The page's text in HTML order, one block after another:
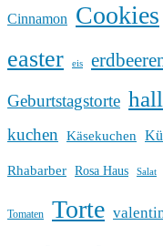
Cinnamon Cookies
easter eis
Geburtstagstorte
kuchen Käsekuchen
Rhabarber Rosa Haus Salat
Tomaten Torte